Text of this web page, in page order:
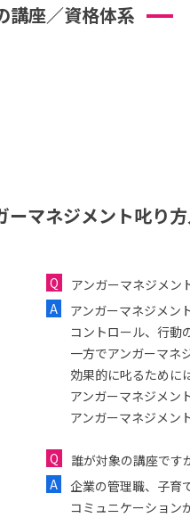
講座／資格体系
ーマネジメント叱り
アンガーマネジメン
アンガーマネジメン
コントロール、行動
一方でアンガーマネ
効果的に叱るために
アンガーマネジメン
アンガーマネジメン
誰が対象の講座です
企業の管理職、子育
コミュニケーション